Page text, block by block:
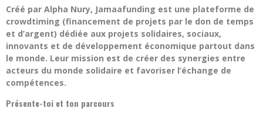
Créé par Alpha Nury, Jamaafunding est une plateforme de
crowdtiming (financement de projets par le don de temps
et d’argent) dédiée aux projets solidaires, sociaux,
innovants et de développement économique partout dans
le monde. Leur mission est de créer des synergies entre
acteurs du monde solidaire et favoriser l’échange de
compétences.
Présente-toi et ton parcours